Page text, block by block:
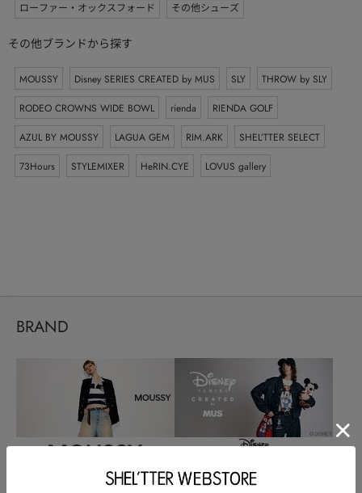
ローファー・オックスフォード
その他シューズ
その他ブランドから探す
MOUSSY Disney SERIES CREATED by MUS SLY
THROW by SLY
RODEO CROWNS WIDE BOWL
rienda
RIENDA GOLF
AZUL BY MOUSSY
LAGUA GEM RIM.ARK
SHEL’TTER SELECT
73Hours
STYLEMIXER HeRIN.CYE LOVUS gallery
BRAND